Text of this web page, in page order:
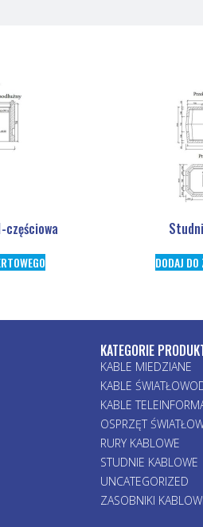
częściowa
DODAJ DO
KATEGORIE
KABLE MIEDZIANE
KABLE
KABLE
OSPRZĘT
RURY KABLOWE
STUDNIE KABLOWE
UNCATEGORIZED
ZASOBNIKI